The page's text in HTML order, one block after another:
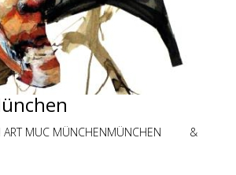
ART MUC MÜNCHENMÜNCHEN &